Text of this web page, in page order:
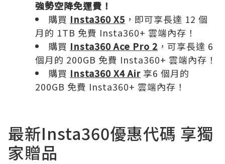
強勢空降免運費！
購買 Insta360 X5 ，即可享長達 12 個
月的 1TB 免費 Insta360+ 雲端內存！
購買 Insta360 Ace Pro 2 ，可享長達 6
個月的 200GB 免費 Insta360+ 雲端內存！
購買 Insta360 X4 Air 享6 個月的
200GB 免費 Insta360+ 雲端內存！
最新Insta360優惠代碼 享獨
家贈品